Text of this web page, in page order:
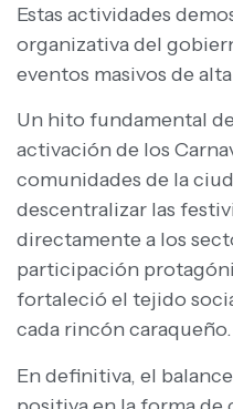
Estas actividades
organizativa del
eventos masivos de
Un hito fundamental
activación de los
comunidades de la
descentralizar las
directamente a los
participación
fortaleció el tejido
cada rincón caraqueño.
En definitiva, el